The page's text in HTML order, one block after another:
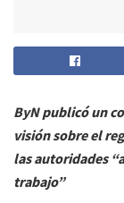
ByN publicó un
visión sobre el
las autoridades
trabajo”